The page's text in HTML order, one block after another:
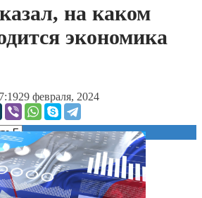
на каком
экономика
29 февраля, 2024